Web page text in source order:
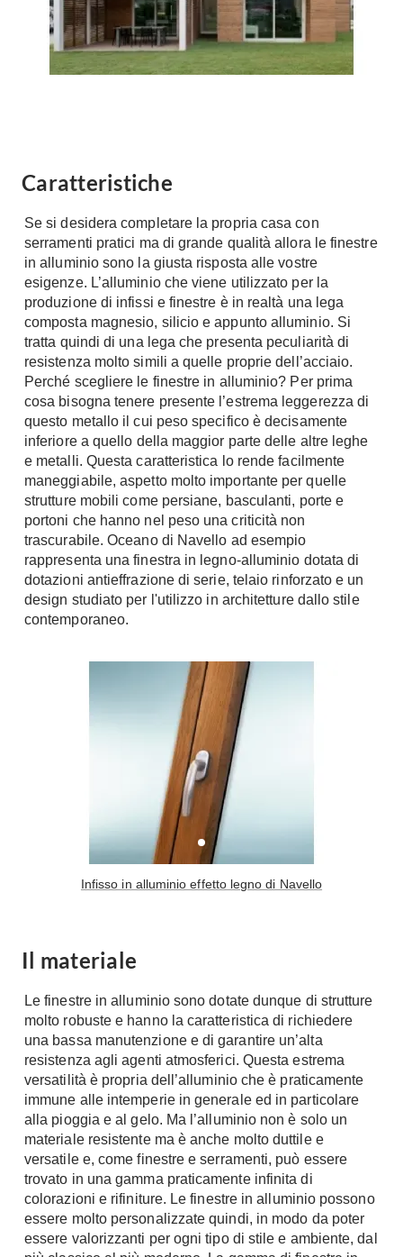
Vetrine
Pareti Attrezzate
Divani
Divani classici
Poltrone
Poltroncine
Divanoletto
Chaise Longue
Divani Angolo
Divani in Pelle
Complementi
Tavoli
Sedie
Tavolini
Tappeti
Oggettistica
Complementi arredo
Notte
Camere Matrimoniali
Comodino
Letti Contenitore
Letti a Scomparsa
Armadi
Scorrevoli
Armadi su misura
Armadi Angolo
I consigli sugli armadi
Camerette
Camerette Ragazzi
Camerette Bambini
Letti a Castello
Per Neonati
Lettini
Climatizzatore
Deumidificatori
Chiller
Case Prefabbricate
Fotovoltaico
Riciclo
Energie Rinnovabili
Bioedilizia
Teleriscaldamento
Cura della casa
Pulizia
Detergenti
Stiro
Aspirapolvere
Lavapavimenti
Progetti
Ristrutturazione
Porte Scorrevoli
Portoni
Maniglie
Finestre
Finestre Pvc
Finestre Alluminio
Finestre Legno
Persiane
Scale
Caratteristiche
Se si desidera completare la propria casa con
serramenti pratici ma di grande qualità allora le finestre
in alluminio sono la giusta risposta alle vostre
esigenze. L’alluminio che viene utilizzato per la
produzione di infissi e finestre è in realtà una lega
composta magnesio, silicio e appunto alluminio. Si
tratta quindi di una lega che presenta peculiarità di
resistenza molto simili a quelle proprie dell’acciaio.
Perché scegliere le finestre in alluminio? Per prima
cosa bisogna tenere presente l’estrema leggerezza di
questo metallo il cui peso specifico è decisamente
inferiore a quello della maggior parte delle altre leghe
e metalli. Questa caratteristica lo rende facilmente
maneggiabile, aspetto molto importante per quelle
strutture mobili come persiane, basculanti, porte e
portoni che hanno nel peso una criticità non
trascurabile. Oceano di Navello ad esempio
rappresenta una finestra in legno-alluminio dotata di
dotazioni antieffrazione di serie, telaio rinforzato e un
design studiato per l'utilizzo in architetture dallo stile
contemporaneo.
Infisso in alluminio effetto legno di Navello
Il materiale
Le finestre in alluminio sono dotate dunque di strutture
molto robuste e hanno la caratteristica di richiedere
una bassa manutenzione e di garantire un’alta
resistenza agli agenti atmosferici. Questa estrema
versatilità è propria dell’alluminio che è praticamente
immune alle intemperie in generale ed in particolare
alla pioggia e al gelo. Ma l’alluminio non è solo un
materiale resistente ma è anche molto duttile e
versatile e, come finestre e serramenti, può essere
trovato in una gamma praticamente infinita di
colorazioni e rifiniture. Le finestre in alluminio possono
essere molto personalizzate quindi, in modo da poter
essere valorizzanti per ogni tipo di stile e ambiente, dal